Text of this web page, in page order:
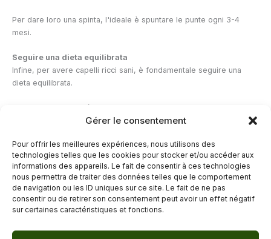
Gérer le consentement
Pour offrir les meilleures expériences, nous utilisons des
technologies telles que les cookies pour stocker et/ou accéder aux
informations des appareils. Le fait de consentir à ces technologies
nous permettra de traiter des données telles que le comportement
de navigation ou les ID uniques sur ce site. Le fait de ne pas
consentir ou de retirer son consentement peut avoir un effet négatif
sur certaines caractéristiques et fonctions.
Per dare loro una spinta, l'ideale è spuntare le punte ogni 3-4
mesi.
Seguire una dieta equilibrata
Infine, per avere capelli ricci sani, è fondamentale seguire una
dieta equilibrata.
I capelli ricci sono più fragili e necessitano di nutrienti e proteine
per preservare la cheratina, mantenere la forma naturale e
—
←Articolo precedente Articolo successivo→